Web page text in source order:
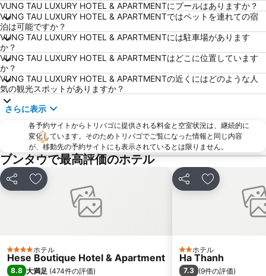
VUNG TAU LUXURY HOTEL & APARTMENTにプールはありますか？
VUNG TAU LUXURY HOTEL & APARTMENTではペットを連れての宿
泊は可能ですか？
VUNG TAU LUXURY HOTEL & APARTMENTには駐車場があります
か？
VUNG TAU LUXURY HOTEL & APARTMENTはどこに位置しています
か？
VUNG TAU LUXURY HOTEL & APARTMENTの近くにはどのような人
気の観光スポットがありますか？
さらに表示
各予約サイトからトリバゴに提供される料金と空室状況は、継続的に
変化しています。そのためトリバゴでご覧になった情報と同じ内容
が、移動先の予約サイトにも表示されているとは限りません。
ブンタウで最高評価のホテル
シェア お気に入りに追加
4 ホテルのランク
ホテル
Hese Boutique Hotel & Apartment
8.8 大満足 (474件の評価)
シェア お気に入り
2 ホテルのランク
ホテル
Ha Thanh
7.3 (9件の評価)